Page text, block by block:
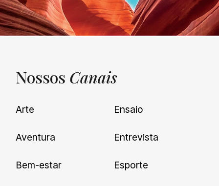
UNQUIET
Newsletter
nossas novidades.
Nossos Canais
Arte
Aventura
Bem-estar
Ensaio
Entrevista
Esporte